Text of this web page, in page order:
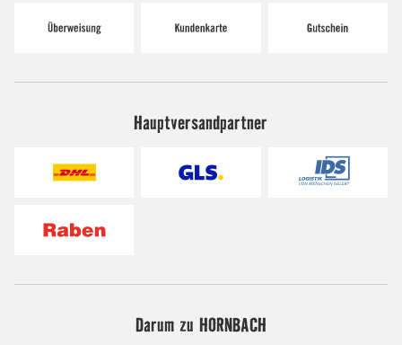
Hauptversandpartner
Darum zu HORNBACH